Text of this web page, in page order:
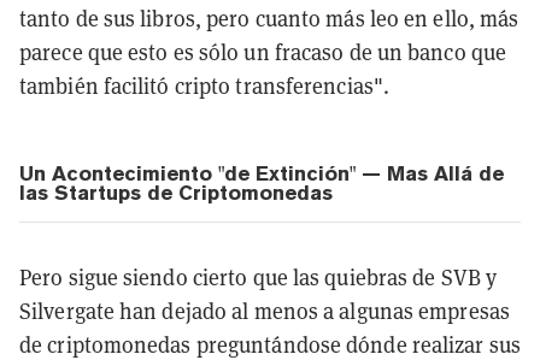
tanto de sus libros, pero cuanto más leo en ello, más
parece que esto es sólo un fracaso de un banco que
también facilitó cripto transferencias".
Un Acontecimiento "de Extinción" — Mas Allá de
las Startups de Criptomonedas
Pero sigue siendo cierto que las quiebras de SVB y
Silvergate han dejado al menos a algunas empresas
de criptomonedas preguntándose dónde realizar sus